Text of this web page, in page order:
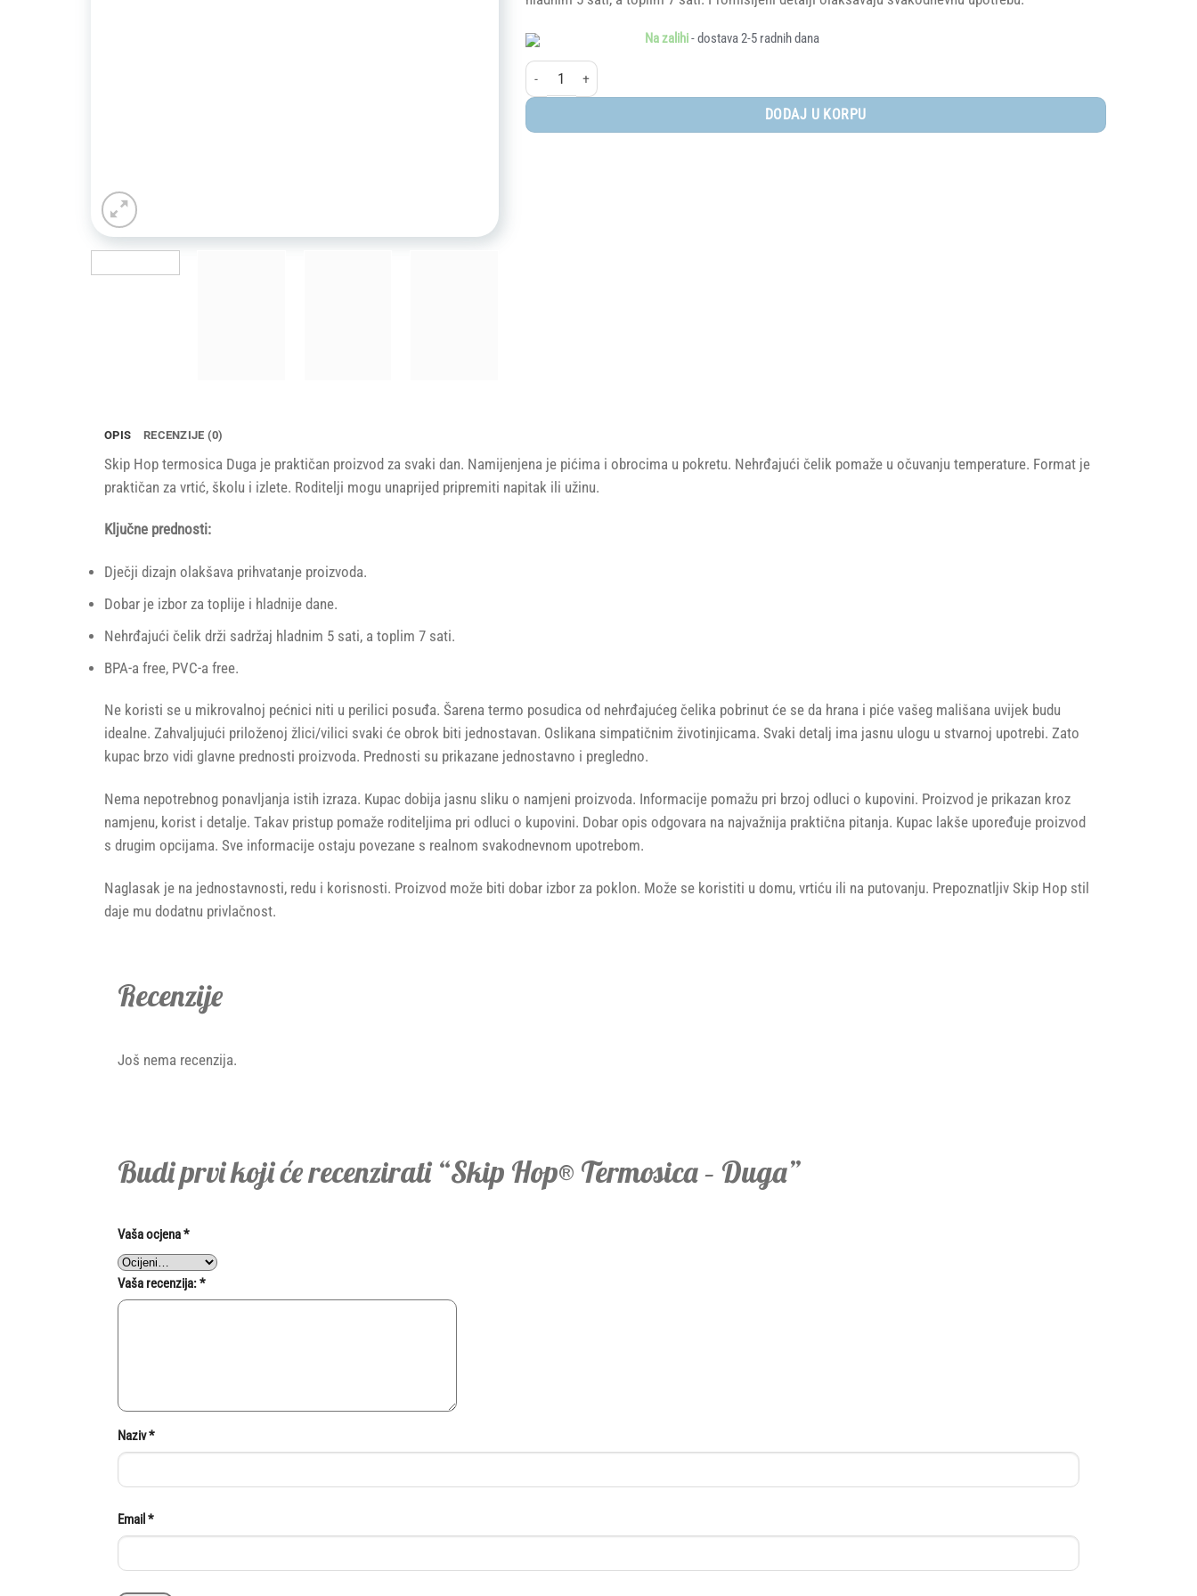
Na zalihi- dostava 2-5 radnih dana
Skip Hop® Termosica - Duga količina
DODAJ U KORPU
OPIS RECENZIJE (0)
Skip Hop termosica Duga je praktičan proizvod za svaki dan. Namijenjena je pićima i obrocima u pokretu. Nehrđajući čelik pomaže u očuvanju temperature. Format je
praktičan za vrtić, školu i izlete. Roditelji mogu unaprijed pripremiti napitak ili užinu.
Ključne prednosti:
Dječji dizajn olakšava prihvatanje proizvoda.
Dobar je izbor za toplije i hladnije dane.
Nehrđajući čelik drži sadržaj hladnim 5 sati, a toplim 7 sati.
BPA-a free, PVC-a free.
Ne koristi se u mikrovalnoj pećnici niti u perilici posuđa. Šarena termo posudica od nehrđajućeg čelika pobrinut će se da hrana i piće vašeg mališana uvijek budu
idealne. Zahvaljujući priloženoj žlici/vilici svaki će obrok biti jednostavan. Oslikana simpatičnim životinjicama. Svaki detalj ima jasnu ulogu u stvarnoj upotrebi. Zato
kupac brzo vidi glavne prednosti proizvoda. Prednosti su prikazane jednostavno i pregledno.
Nema nepotrebnog ponavljanja istih izraza. Kupac dobija jasnu sliku o namjeni proizvoda. Informacije pomažu pri brzoj odluci o kupovini. Proizvod je prikazan kroz
namjenu, korist i detalje. Takav pristup pomaže roditeljima pri odluci o kupovini. Dobar opis odgovara na najvažnija praktična pitanja. Kupac lakše upoređuje proizvod
s drugim opcijama. Sve informacije ostaju povezane s realnom svakodnevnom upotrebom.
Naglasak je na jednostavnosti, redu i korisnosti. Proizvod može biti dobar izbor za poklon. Može se koristiti u domu, vrtiću ili na putovanju. Prepoznatljiv Skip Hop stil
daje mu dodatnu privlačnost.
Recenzije
Još nema recenzija.
Budi prvi koji će recenzirati “Skip Hop® Termosica – Duga”
Vaša ocjena*
Vaša recenzija:*
Naziv*
Email *